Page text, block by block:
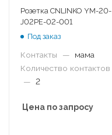
Розетка CNLINKO YM-20-
J02PE-02-001
Под заказ
Контакты —
мама
Количество контактов
— 2
Цена по запросу